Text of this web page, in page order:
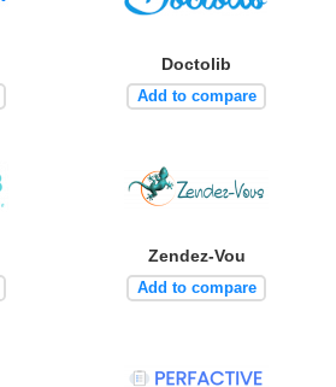
Doctolib
Add to compare
Zendez-Vou
Add to compare